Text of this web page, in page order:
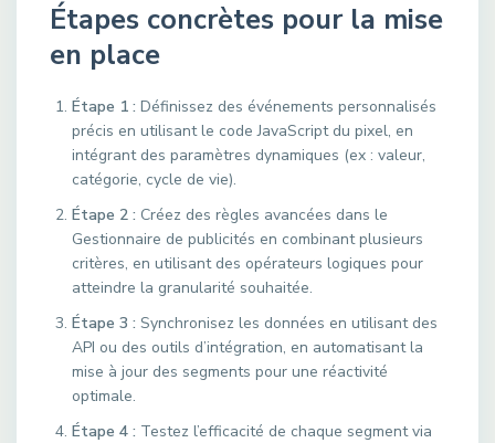
Étapes concrètes pour la mise
en place
Étape 1 : Définissez des événements personnalisés
précis en utilisant le code JavaScript du pixel, en
intégrant des paramètres dynamiques (ex : valeur,
catégorie, cycle de vie).
Étape 2 : Créez des règles avancées dans le
Gestionnaire de publicités en combinant plusieurs
critères, en utilisant des opérateurs logiques pour
atteindre la granularité souhaitée.
Étape 3 : Synchronisez les données en utilisant des
API ou des outils d’intégration, en automatisant la
mise à jour des segments pour une réactivité
optimale.
Étape 4 : Testez l’efficacité de chaque segment via